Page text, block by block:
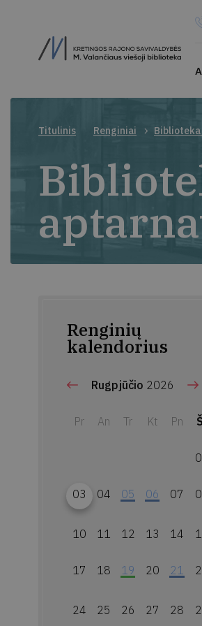
Titulinis Renginiai
Renginių
kalendorius
Rugpjūčio 2026
Pr An Tr Kt Pn
03 04 05 06 07
10 11 12 13 14
17 18 19 20 21
24 25 26 27 28